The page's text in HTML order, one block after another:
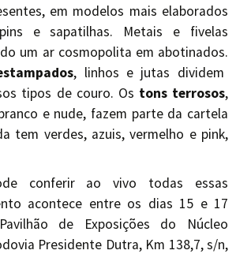
em modelos mais elaborados
e sapatilhas. Metais e fivelas
um ar cosmopolita em abotinados.
, linhos e jutas dividem
tipos de couro. Os tons terrosos,
e nude, fazem parte da cartela
tem verdes, azuis, vermelho e pink,
conferir ao vivo todas essas
acontece entre os dias 15 e 17
de Exposições do Núcleo
Presidente Dutra, Km 138,7, s/n,